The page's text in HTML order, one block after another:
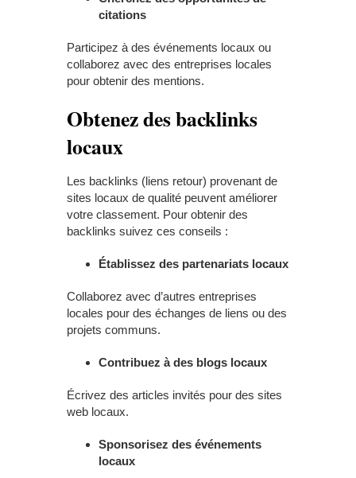
citations
Participez à des événements locaux ou
collaborez avec des entreprises locales
pour obtenir des mentions.
Obtenez des backlinks
locaux
Les backlinks (liens retour) provenant de
sites locaux de qualité peuvent améliorer
votre classement. Pour obtenir des
backlinks suivez ces conseils :
Établissez des partenariats locaux
Collaborez avec d’autres entreprises
locales pour des échanges de liens ou des
projets communs.
Contribuez à des blogs locaux
Écrivez des articles invités pour des sites
web locaux.
Sponsorisez des événements
locaux